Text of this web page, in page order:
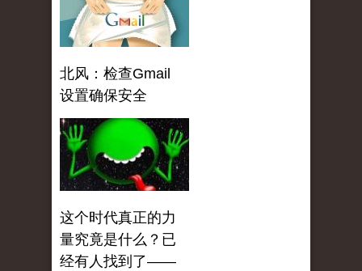
北风：检查Gmail
设置确保安全
这个时代真正的力
量究竟是什么？已
经有人找到了——